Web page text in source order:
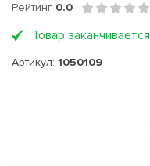
Рейтинг 0.0
Товар заканчивается
Артикул: 1050109